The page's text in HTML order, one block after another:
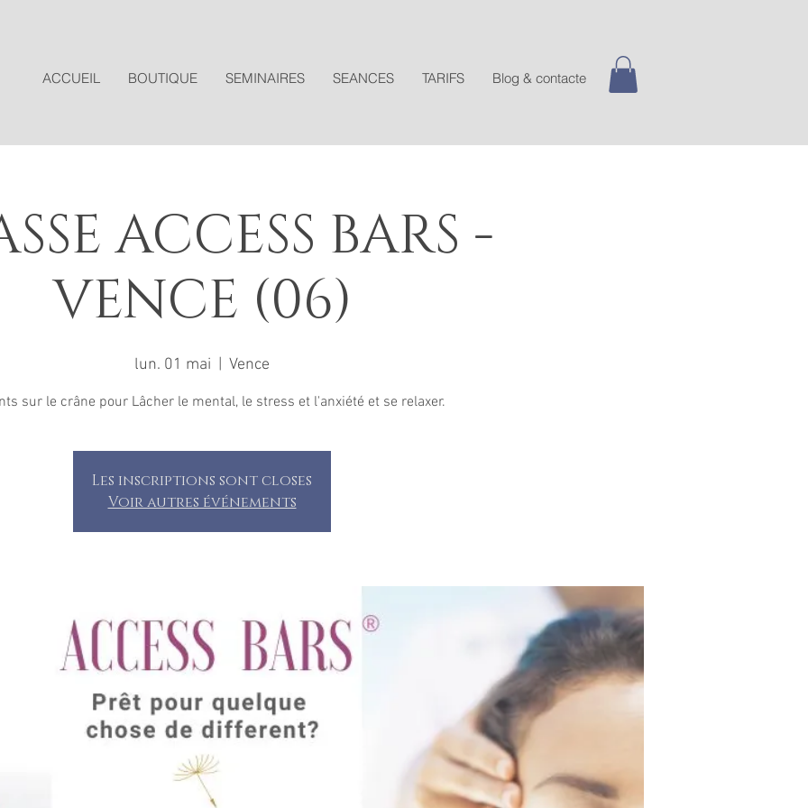
ACCUEIL BOUTIQUE SEMINAIRES SEANCES TARIFS Blog & contacte
ACCESS BARS -
VENCE (06)
lun. 01 mai Vence
sur le crâne pour Lâcher le mental, le stress et l'anxiété et se relaxer.
Les inscriptions sont closes
Voir autres événements